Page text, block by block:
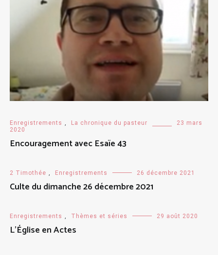
Enregistrements La chronique du pasteur
23 mars
2020
Encouragement avec Esaïe 43
2 Timothée Enregistrements 26 décembre 2021
Culte du dimanche 26 décembre 2021
Enregistrements Thèmes et séries 29 août 2020
L’Église en Actes